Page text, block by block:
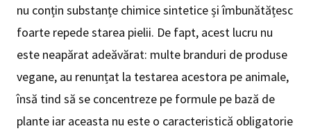
nu conțin substanțe chimice sintetice și îmbunătățesc
foarte repede starea pielii. De fapt, acest lucru nu
este neapărat adeăvărat: multe branduri de produse
vegane, au renunțat la testarea acestora pe animale,
însă tind să se concentreze pe formule pe bază de
plante iar aceasta nu este o caracteristică obligatorie